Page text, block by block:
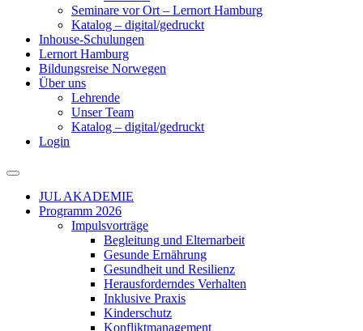
Seminare vor Ort – Lernort Hamburg
Katalog – digital/gedruckt
Inhouse-Schulungen
Lernort Hamburg
Bildungsreise Norwegen
Über uns
Lehrende
Unser Team
Katalog – digital/gedruckt
Login
JUL AKADEMIE
Programm 2026
Impulsvorträge
Begleitung und Elternarbeit
Gesunde Ernährung
Gesundheit und Resilienz
Herausforderndes Verhalten
Inklusive Praxis
Kinderschutz
Konfliktmanagement